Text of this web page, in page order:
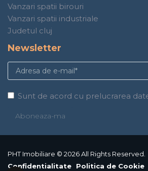
Vanzari spatii birouri
Vanzari spatii industriale
Judetul cluj
Newsletter
Sunt de acord cu prelucrarea
PHT Imobiliare © 2026 All Rights Reserved.
Confidentialitate
Politica de Cookie